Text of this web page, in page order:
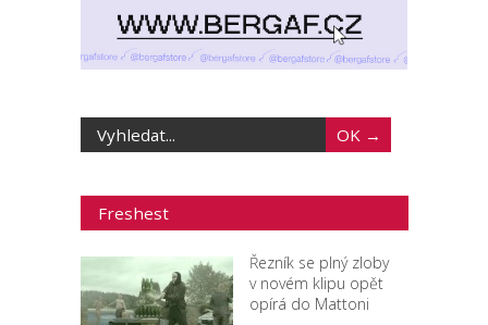
Freshest
Řezník se plný zloby
v novém klipu opět
opírá do Mattoni